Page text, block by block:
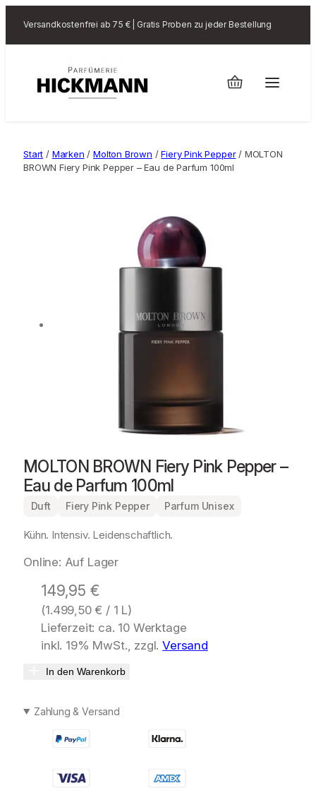
Versandkostenfrei ab 75 € | Gratis Proben zu jeder Bestellung
Start / Marken /Molton Brown /Fiery Pink Pepper/ MOLTON
BROWN Fiery Pink Pepper – Eau de Parfum 100ml
MOLTON BROWN Fiery Pink Pepper –
Eau de Parfum 100ml
Duft Fiery Pink Pepper Parfum Unisex
Kühn. Intensiv. Leidenschaftlich.
Online: Auf Lager
149,95 €
(1.499,50€ / 1 L)
Lieferzeit: ca. 10 Werktage
inkl. 19% MwSt., zzgl.Versand
In den Warenkorb
Zahlung & Versand